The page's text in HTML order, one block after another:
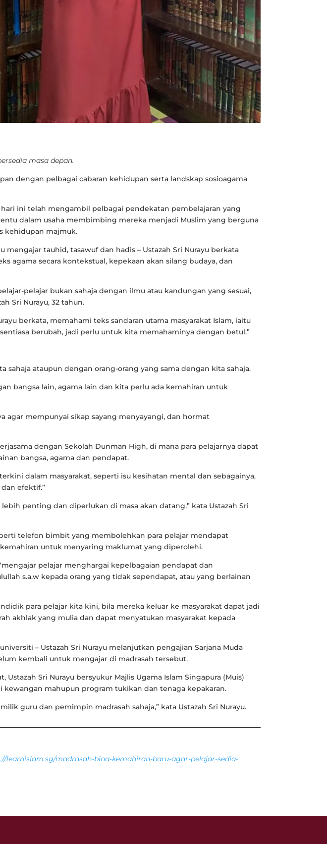
masa depan.
dengan pelbagai cabaran kehidupan serta landskap sosioagama
hari ini telah mengambil pelbagai pendekatan pembelajaran yang
dalam usaha membimbing mereka menjadi Muslim yang berguna
kehidupan majmuk.
mengajar tauhid, tasawuf dan hadis – Ustazah Sri Nurayu berkata
agama secara kontekstual, kepekaan akan silang budaya, dan
pelajar bukan sahaja dengan ilmu atau kandungan yang sesuai,
Sri Nurayu, 32 tahun.
berkata, memahami teks sandaran utama masyarakat Islam, iaitu
berubah, jadi perlu untuk kita memahaminya dengan betul.”
ataupun dengan orang-orang yang sama dengan kita sahaja.
bangsa lain, agama lain dan kita perlu ada kemahiran untuk
agar mempunyai sikap sayang menyayangi, dan hormat
dengan Sekolah Dunman High, di mana para pelajarnya dapat
bangsa, agama dan pendapat.
dalam masyarakat, seperti isu kesihatan mental dan sebagainya,
efektif.”
penting dan diperlukan di masa akan datang,” kata Ustazah Sri
telefon bimbit yang membolehkan para pelajar mendapat
untuk menyaring maklumat yang diperolehi.
pelajar menghargai kepelbagaian pendapat dan
s.a.w kepada orang yang tidak sependapat, atau yang berlainan
para pelajar kita kini, bila mereka keluar ke masyarakat dapat jadi
akhlak yang mulia dan dapat menyatukan masyarakat kepada
– Ustazah Sri Nurayu melanjutkan pengajian Sarjana Muda
kembali untuk mengajar di madrasah tersebut.
Sri Nurayu bersyukur Majlis Ugama Islam Singapura (Muis)
kewangan mahupun program tukikan dan tenaga kepakaran.
guru dan pemimpin madrasah sahaja,” kata Ustazah Sri Nurayu.
learnislam.sg/madrasah-bina-kemahiran-baru-agar-pelajar-sedia-